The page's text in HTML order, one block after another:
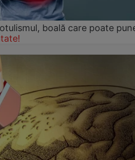
boală care poate